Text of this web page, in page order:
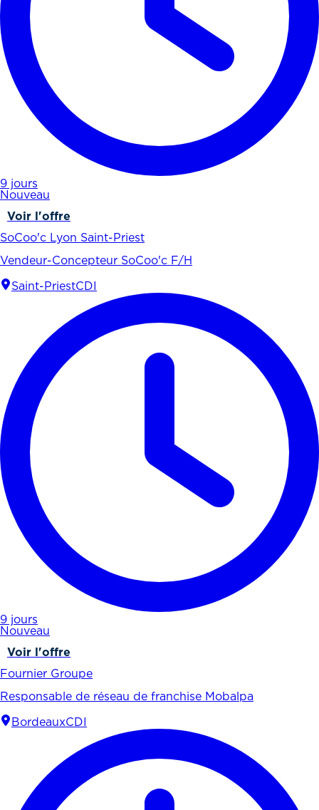
9 jours
Nouveau
Voir l'offre
SoCoo'c Lyon Saint-Priest
Vendeur-Concepteur SoCoo'c F/H
Saint-PriestCDI
9 jours
Nouveau
Voir l'offre
Fournier Groupe
Responsable de réseau de franchise Mobalpa
BordeauxCDI